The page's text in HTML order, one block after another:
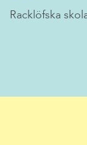
Racklöfska